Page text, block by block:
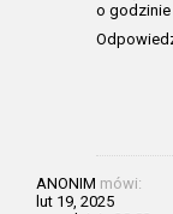
o godzinie
ANONIM mówi:
lut 19, 2025